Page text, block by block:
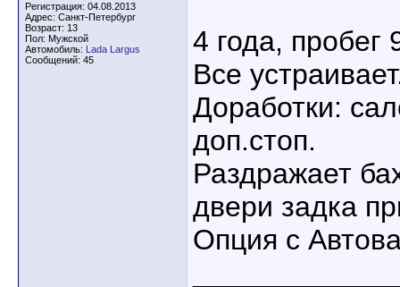
Регистрация: 04.08.2013
Адрес: Санкт-Петербург
Возраст: 13
Пол: Мужской
Автомобиль: Lada Largus
Сообщений: 45
4 года, пробег
Все
Доработки:
доп.стоп.
Раздражает
двери задка
Опция с